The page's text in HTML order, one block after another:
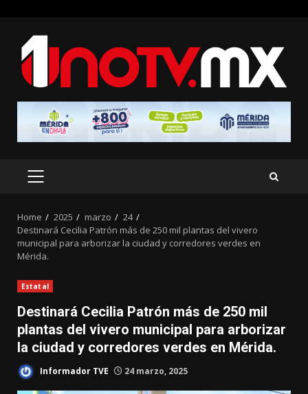
content
PRIMARY
Home 2025 marzo
24
Destinará Cecilia Patrón más de 250 mil plantas del vivero
municipal para arborizar la ciudad y corredores verdes en
Mérida.
Estatal
Destinará Cecilia Patrón más de 250 mil
plantas del vivero municipal para arborizar
la ciudad y corredores verdes en Mérida.
Informador TVE 24 marzo, 2025